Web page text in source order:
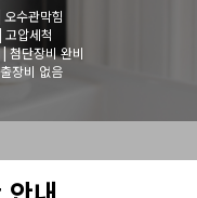
수관막힘
고압세척
첨단장비 완비
장비 없음